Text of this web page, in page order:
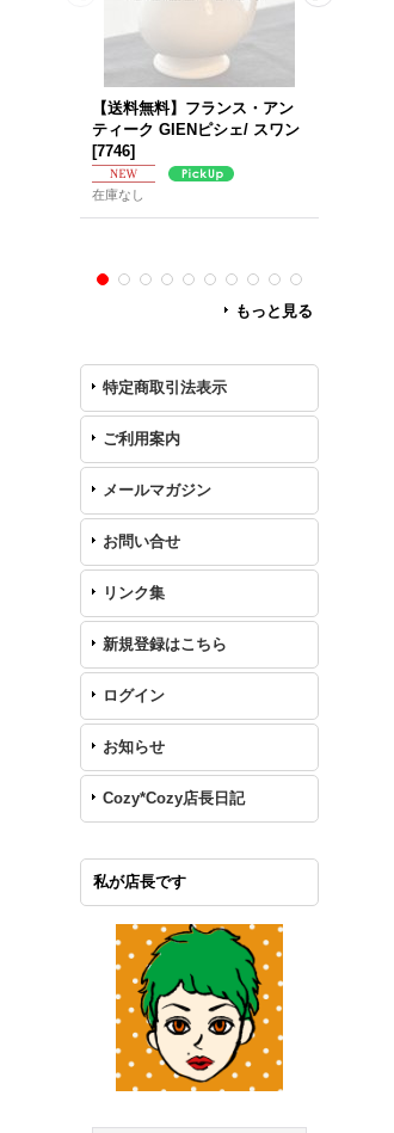
【送料無料】フランス・アン
ティーク GIENピシェ/ スワン
[7746]
在庫なし
もっと見る
特定商取引法表示
ご利用案内
メールマガジン
お問い合せ
リンク集
新規登録はこちら
ログイン
お知らせ
Cozy*Cozy店長日記
私が店長です